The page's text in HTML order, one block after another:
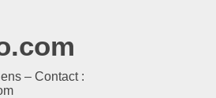
– Contact :